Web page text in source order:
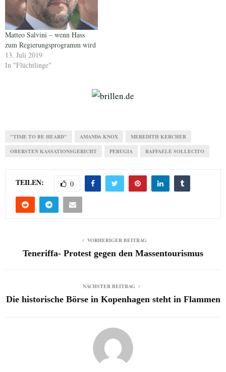
Matteo Salvini – wenn Hass
zum Regierungsprogramm wird
13. Juli 2019
In "Flüchtlinge"
"TIME TO BE HEARD" AMANDA KNOX MEREDITH KERCHER
OBERSTEN KASSATIONSGERICHT PERUGIA RAFFAELE SOLLECITO
TEILEN: 0
VORHERIGER BEITRAG
Teneriffa- Protest gegen den Massentourismus
NÄCHSTER BEITRAG
Die historische Börse in Kopenhagen steht in Flammen